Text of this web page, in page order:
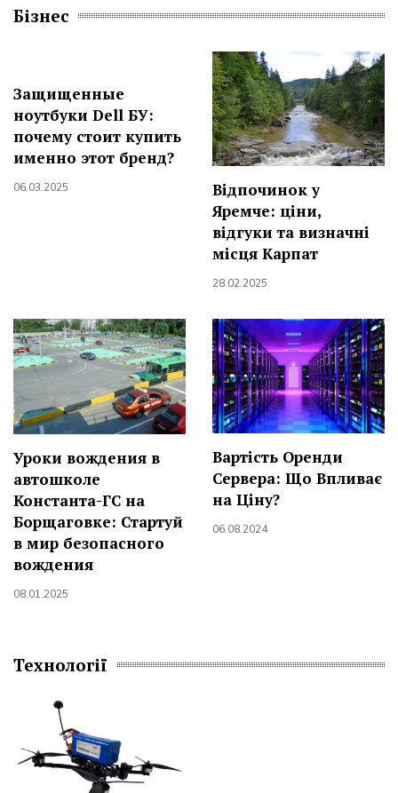
Бізнес
Защищенные
ноутбуки Dell БУ:
почему стоит купить
именно этот бренд?
06.03.2025
Відпочинок у
Яремче: ціни,
відгуки та визначні
місця Карпат
28.02.2025
Уроки вождения в
автошколе
Константа-ГС на
Борщаговке: Стартуй
в мир безопасного
вождения
08.01.2025
Вартість Оренди
Сервера: Що Впливає
на Ціну?
06.08.2024
Технології